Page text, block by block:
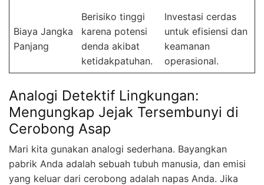
Biaya Jangka
Panjang
Berisiko tinggi
karena potensi
denda akibat
ketidakpatuhan.
Investasi cerdas
untuk efisiensi dan
keamanan
operasional.
Analogi Detektif Lingkungan:
Mengungkap Jejak Tersembunyi di
Cerobong Asap
Mari kita gunakan analogi sederhana. Bayangkan
pabrik Anda adalah sebuah tubuh manusia, dan emisi
yang keluar dari cerobong adalah napas Anda. Jika